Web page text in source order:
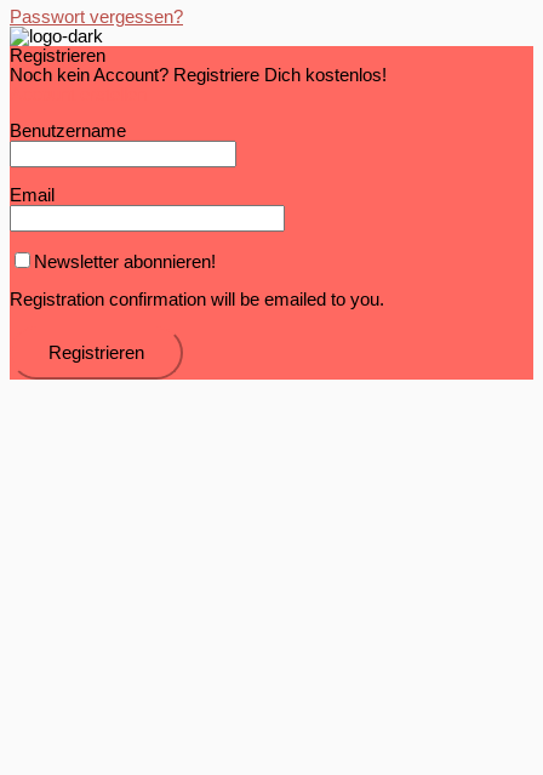
Passwort vergessen?
Registrieren
Noch kein Account? Registriere Dich kostenlos!
Benutzername
Email
Newsletter abonnieren!
Registration confirmation will be emailed to you.